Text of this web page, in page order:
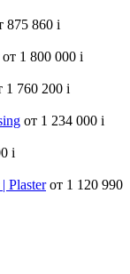
875 860 i
от 1 800 000 i
1 760 200 i
от 1 234 000 i
i
Plaster от 1 120 990